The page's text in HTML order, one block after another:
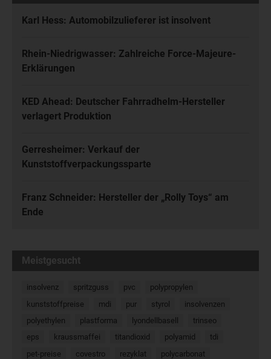
Karl Hess: Automobilzulieferer ist insolvent
Rhein-Niedrigwasser: Zahlreiche Force-Majeure-
Erklärungen
KED Ahead: Deutscher Fahrradhelm-Hersteller
verlagert Produktion
Gerresheimer: Verkauf der
Kunststoffverpackungssparte
Franz Schneider: Hersteller der „Rolly Toys“ am
Ende
Meistgesucht
insolvenz spritzguss pvc
polypropylen
kunststoffpreise
mdi pur styrol
insolvenzen
polyethylen
plastforma lyondellbasell
trinseo
eps
kraussmaffei titandioxid polyamid
tdi
pet-preise
covestro rezyklat
polycarbonat